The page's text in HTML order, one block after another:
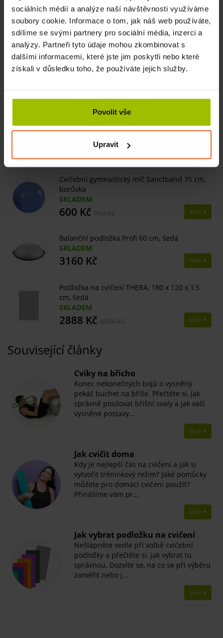
sociálních médií a analýze naší návštěvnosti využíváme
soubory cookie. Informace o tom, jak náš web používáte,
sdílíme se svými partnery pro sociální média, inzerci a
analýzy. Partneři tyto údaje mohou zkombinovat s
dalšími informacemi, které jste jim poskytli nebo které
získali v důsledku toho, že používáte jejich služby.
Povolit vše
Upravit
Údržba
Uzavřená struktura nepropouští vlhkost ani nečistoty.
Podložka je snadno omyvatelná a hygienická.
Rozměry
Rozměr 200 x 100 x 2,5 cm poskytuje nadstandardní
Poznámka
Obrázek je pouze ilustrativní.
Související produkty
Cvičební gymnastický míč Sanctband 75 cm,
borůvka
SKLADEM
600 Kč Více
Balanční podložka Profi 60 cm, šedá
SKLADEM
3160 Kč Více
Podložka na cvičení THERA, 180 x 120 x 1,5
cm, šedá
SKLADEM
2888 Kč Více
Související články
​Cviky na břicho
Konec nekonečných bojů o vysněný
pekáč buchet na břiše. Přečtěte si, jak
správně posilovat břišní svaly a jak vaší
vysněné postavy…
Více
Jak cvičit doma
Kdy je nejlepší čas na cvičení a jak si
vytvořit tréninkový režim? Jaké pomůcky
můžete pro domácí cvičení použít?
Přinášíme vám pr…
Více
Jak vybrat podložku na cvičení
Nešlápněte vedle při volbě cvičební
podložky a přečtěte si, jak vybrat tu
správnou. Dozvíte se, na co se při výběru
zaměřit nebo j…
Více